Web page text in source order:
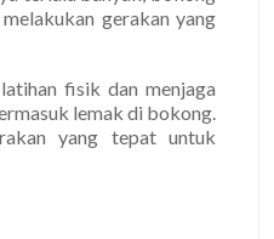
gerakan yang
fisik dan menjaga
lemak di bokong.
yang tepat untuk